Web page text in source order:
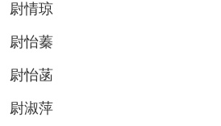
尉情琼
尉怡蓁
尉怡菡
尉淑萍